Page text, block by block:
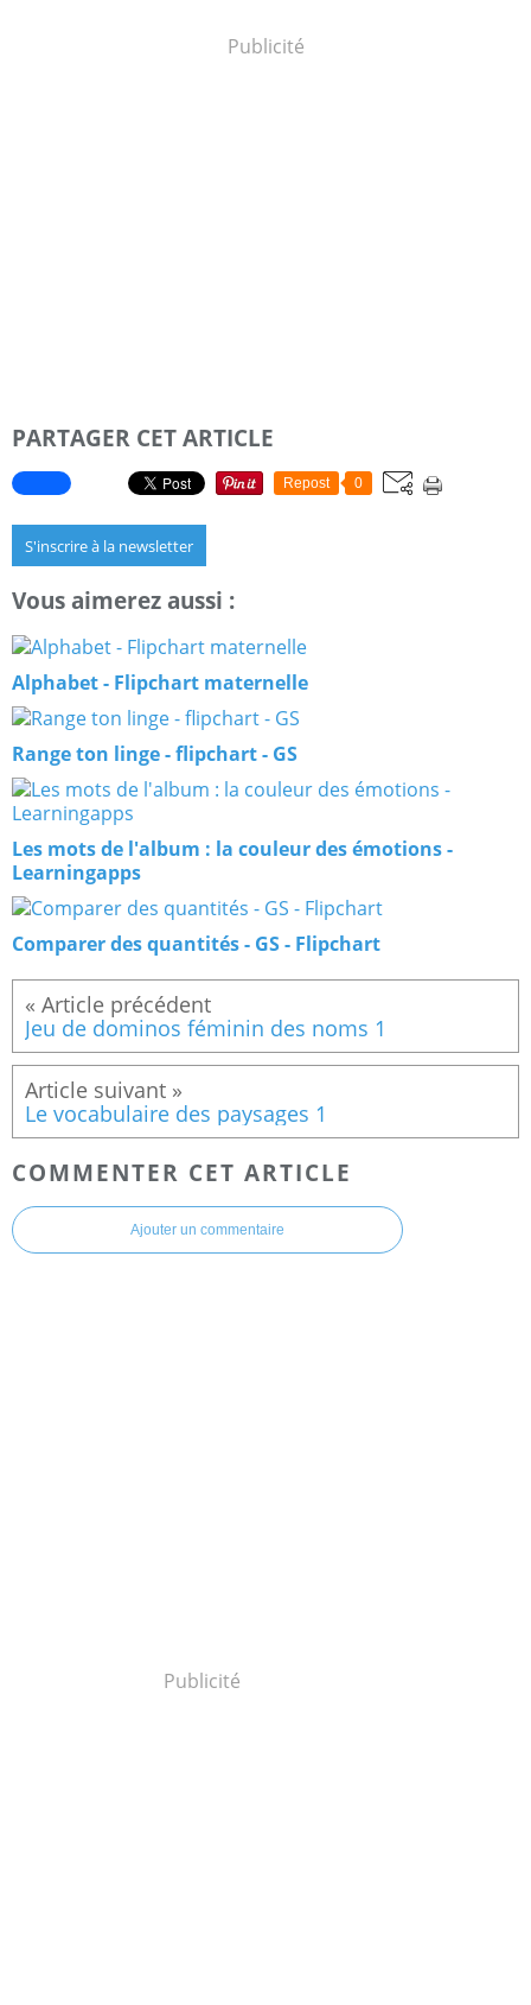
Publicité
PARTAGER CET ARTICLE
Repost 0
S'inscrire à la newsletter
Vous aimerez aussi :
Alphabet - Flipchart maternelle
Range ton linge - flipchart - GS
Les mots de l'album : la couleur des émotions -
Learningapps
Comparer des quantités - GS - Flipchart
Jeu de dominos féminin des noms 1
Le vocabulaire des paysages 1
COMMENTER CET ARTICLE
Ajouter un commentaire
Publicité